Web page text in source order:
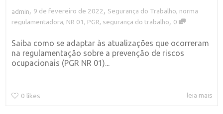
admin, 9 de fevereiro de 2022, Segurança do Trabalho, norma
regulamentadora, NR 01 , PGR, segurança do trabalho, 0
Saiba como se adaptar às atualizações que ocorreram
na regulamentação sobre a prevenção de riscos
ocupacionais (PGR NR 01)...
0 likes leia mais